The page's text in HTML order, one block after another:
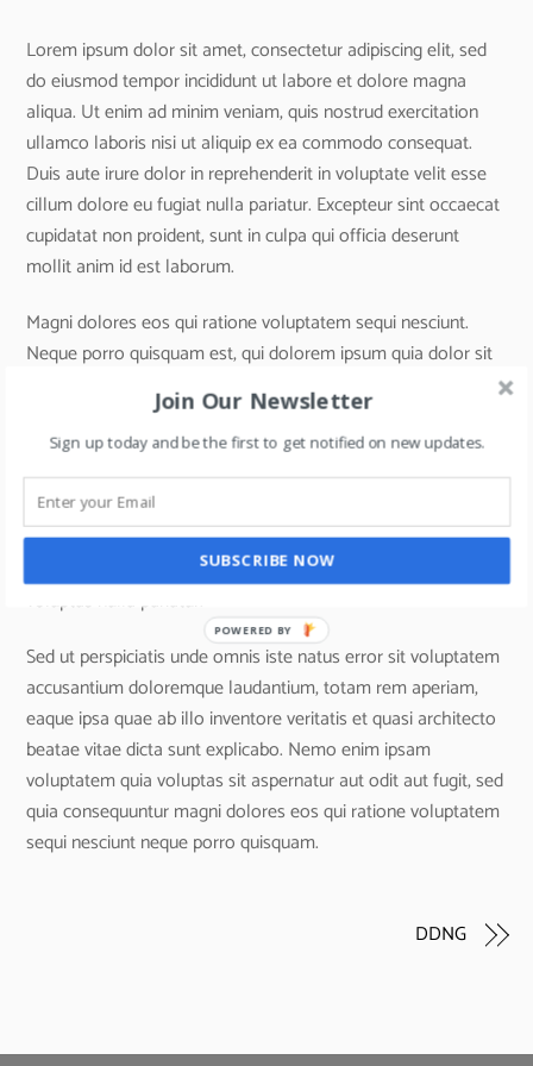
Lorem ipsum dolor sit amet, consectetur adipiscing elit, sed
do eiusmod tempor incididunt ut labore et dolore magna
aliqua. Ut enim ad minim veniam, quis nostrud exercitation
ullamco laboris nisi ut aliquip ex ea commodo consequat.
Duis aute irure dolor in reprehenderit in voluptate velit esse
cillum dolore eu fugiat nulla pariatur. Excepteur sint occaecat
cupidatat non proident, sunt in culpa qui officia deserunt
mollit anim id est laborum.
Magni dolores eos qui ratione voluptatem sequi nesciunt.
Neque porro quisquam est, qui dolorem ipsum quia dolor sit
amet, consectetur, adipisci velit, sed quia non numquam eius
modi tempora incidunt ut labore et dolore magnam aliquam
quaerat voluptatem. Ut enim ad minima veniam, quis nostrum
exercitationem ullam corporis suscipit laboriosam, nisi ut
aliquid ex ea commodi consequatur? Quis autem vel eum iure
reprehenderit qui in ea voluptate velit esse quam nihil
molestiae consequatur, vel illum qui dolorem eum fugiat quo
voluptas nulla pariatur.
Sed ut perspiciatis unde omnis iste natus error sit voluptatem
accusantium doloremque laudantium, totam rem aperiam,
eaque ipsa quae ab illo inventore veritatis et quasi architecto
beatae vitae dicta sunt explicabo. Nemo enim ipsam
voluptatem quia voluptas sit aspernatur aut odit aut fugit, sed
quia consequuntur magni dolores eos qui ratione voluptatem
sequi nesciunt neque porro quisquam.
DDNG
Join Our Newsletter
Sign up today and be the first to get notified on new updates.
SUBSCRIBE NOW
POWERED BY